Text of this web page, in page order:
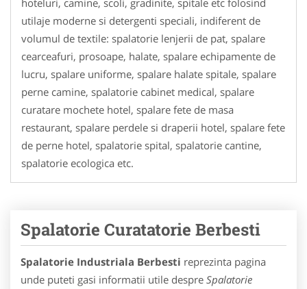
utilaje moderne si detergenti speciali, indiferent de
volumul de textile: spalatorie lenjerii de pat, spalare
cearceafuri, prosoape, halate, spalare echipamente de
lucru, spalare uniforme, spalare halate spitale, spalare
perne camine, spalatorie cabinet medical, spalare
curatare mochete hotel, spalare fete de masa
restaurant, spalare perdele si draperii hotel, spalare fete
de perne hotel, spalatorie spital, spalatorie cantine,
spalatorie ecologica etc.
Spalatorie Curatatorie Berbesti
Spalatorie Industriala Berbesti reprezinta pagina
unde puteti gasi informatii utile despre Spalatorie